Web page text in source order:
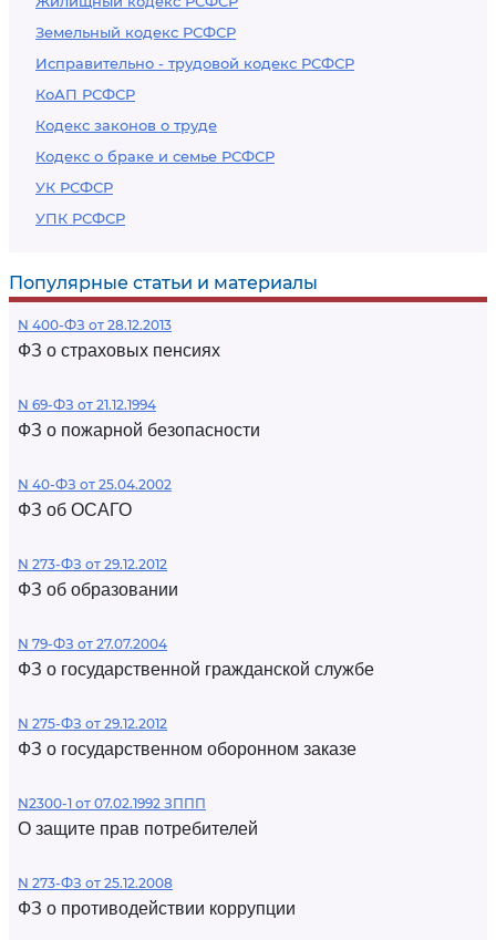
Земельный кодекс РСФСР
Исправительно - трудовой кодекс РСФСР
КоАП РСФСР
Кодекс законов о труде
Кодекс о браке и семье РСФСР
УК РСФСР
УПК РСФСР
Популярные статьи и материалы
N 400-ФЗ от 28.12.2013
ФЗ о страховых пенсиях
N 69-ФЗ от 21.12.1994
ФЗ о пожарной безопасности
N 40-ФЗ от 25.04.2002
ФЗ об ОСАГО
N 273-ФЗ от 29.12.2012
ФЗ об образовании
N 79-ФЗ от 27.07.2004
ФЗ о государственной гражданской службе
N 275-ФЗ от 29.12.2012
ФЗ о государственном оборонном заказе
N2300-1 от 07.02.1992 ЗППП
О защите прав потребителей
N 273-ФЗ от 25.12.2008
ФЗ о противодействии коррупции